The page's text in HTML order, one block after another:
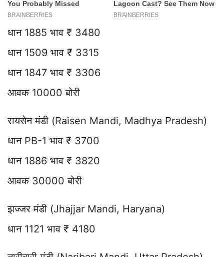
धान 1885 भाव ₹ 3480
धान 1509 भाव ₹ 3315
धान 1847 भाव ₹ 3306
आवक 10000 बोरी
रायसेन मंडी (Raisen Mandi, Madhya Pradesh)
धान PB-1 भाव ₹ 3700
धान 1886 भाव ₹ 3820
आवक 30000 बोरी
झज्जर मंडी (Jhajjar Mandi, Haryana)
धान 1121 भाव ₹ 4180